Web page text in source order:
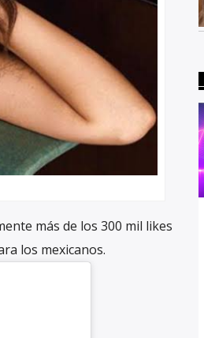
más de los 300 mil likes
los mexicanos.